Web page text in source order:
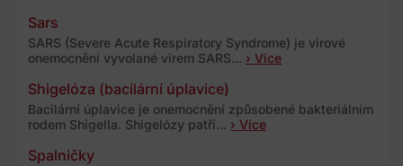
Sars
SARS (Severe Acute Respiratory Syndrome) je virové
onemocnění vyvolané virem SARS... › Více
Shigelóza (bacilární úplavice)
Bacilární úplavice je onemocnění způsobené bakteriálním
rodem Shigella. Shigelózy patří... › Více
Spalničky